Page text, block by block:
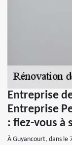
Entreprise
Entreprise
: fiez-vous à
À Guyancourt, dans le